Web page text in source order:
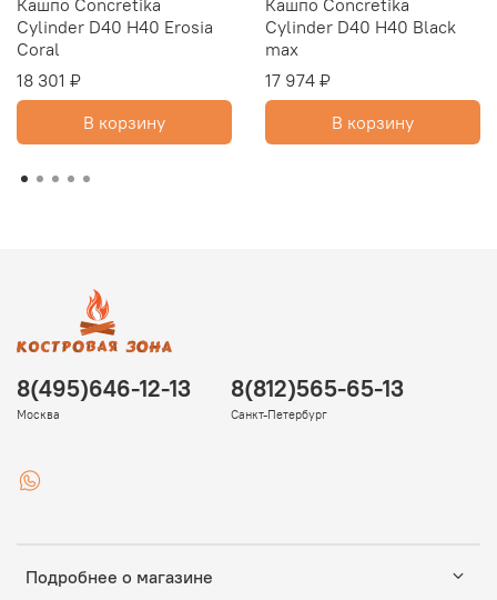
Cylinder D40 H40 Erosia
Coral
18 301 ₽
В корзину
Cylinder D40 H40 Black
max
17 974 ₽
В корзину
Подробнее о магазине
8(495)646-12-13
Москва
8(812)565-65-13
Санкт-Петербург